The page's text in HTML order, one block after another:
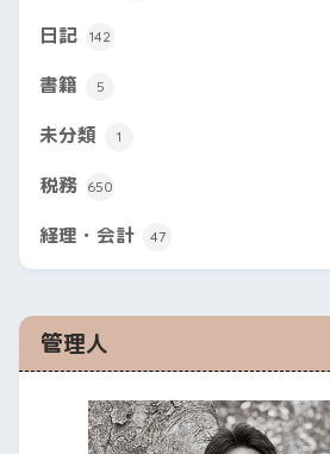
日記 142
書籍 5
未分類 1
税務 650
経理・会計 47
管理人